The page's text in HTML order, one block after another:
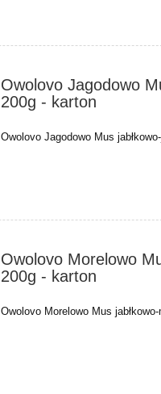
Owolovo Jagodowo
200g - karton
Owolovo Jagodowo Mus
Owolovo Morelowo
200g - karton
Owolovo Morelowo Mus